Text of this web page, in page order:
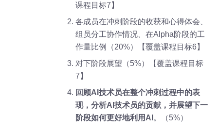
课程目标7】
各成员在冲刺阶段的收获和心得体会、
组员分工协作情况、在Alpha阶段的工
作量比例（20%）【覆盖课程目标6】
对下阶段展望（5%）【覆盖课程目标
7】
回顾AI技术员在整个冲刺过程中的表
现，分析AI技术员的贡献，并展望下一
阶段如何更好地利用AI 。（5%）